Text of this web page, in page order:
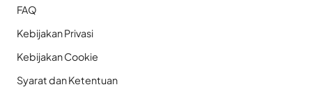
FAQ
Kebijakan Privasi
Kebijakan Cookie
Syarat dan Ketentuan